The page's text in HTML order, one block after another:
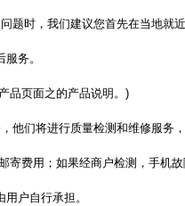
题时，我们建议您首先在当地
务。
品页面之的产品说明。)
他们将进行质量检测和维修服
寄费用；如果经商户检测，手机
户自行承担。